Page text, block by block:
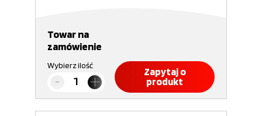
Towar na
zamówienie
Wybierz ilość
Zapytaj o
produkt